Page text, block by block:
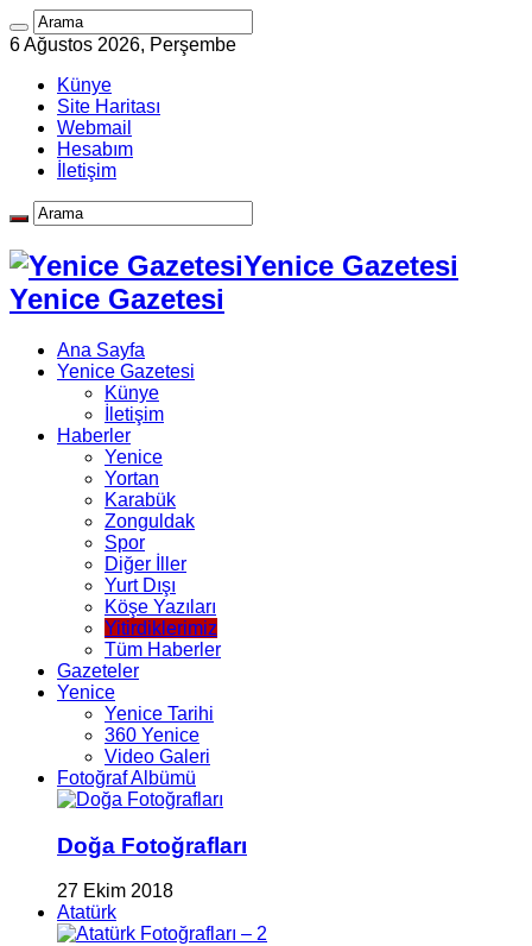
6 Ağustos 2026, Perşembe
Künye
Site Haritası
Webmail
Hesabım
İletişim
Yenice Gazetesi
Yenice Gazetesi
Ana Sayfa
Yenice Gazetesi
Künye
İletişim
Haberler
Yenice
Yortan
Karabük
Zonguldak
Spor
Diğer İller
Yurt Dışı
Köşe Yazıları
Yitirdiklerimiz
Tüm Haberler
Gazeteler
Yenice
Yenice Tarihi
360 Yenice
Video Galeri
Fotoğraf Albümü
Doğa Fotoğrafları
27 Ekim 2018
Atatürk